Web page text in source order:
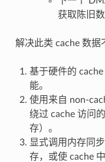
获取陈旧数
解决此类 cache 数据
基于硬件的
能。
使用来自 non-
绕过 cache 访问
存）。
显式调用内存同
存，或使 cache